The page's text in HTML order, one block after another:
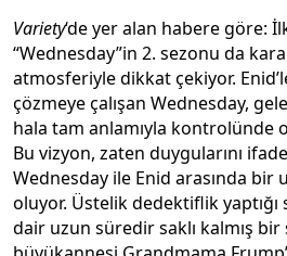
Variety‘de yer alan habere göre:
“Wednesday”in 2. sezonu da
atmosferiyle dikkat çekiyor.
çözmeye çalışan Wednesday,
hala tam anlamıyla kontrolünde
Bu vizyon, zaten duygularını
Wednesday ile Enid arasında bir
oluyor. Üstelik dedektiflik yaptığı
dair uzun süredir saklı kalmış bir